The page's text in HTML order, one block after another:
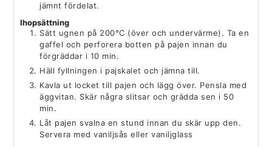
jämnt fördelat.
Ihopsättning
Sätt ugnen på 200°C (över och undervärme). Ta en
gaffel och perforera botten på pajen innan du
förgräddar i 10 min.
Häll fyllningen i pajskalet och jämna till.
Kavla ut locket till pajen och lägg över. Pensla med
äggvitan. Skär några slitsar och grädda sen i 50
min.
Låt pajen svalna en stund innan du skär upp den.
Servera med vaniljsås eller vaniljglass